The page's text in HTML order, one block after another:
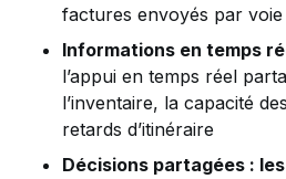
factures envoyés par
Informations en temps
l’appui en temps réel
l’inventaire, la capacité
retards d’itinéraire
Décisions partagées : les